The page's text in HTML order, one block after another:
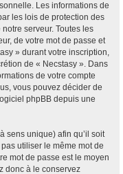
Les informations de
les lois de protection des
serveur. Toutes les
de votre mot de passe et
» durant votre inscription,
de « Necstasy ». Dans
de votre compte
vous pouvez décider de
phpBB depuis une
sens unique) afin qu’il soit
utiliser le même mot de
mot de passe est le moyen
donc à le conservez